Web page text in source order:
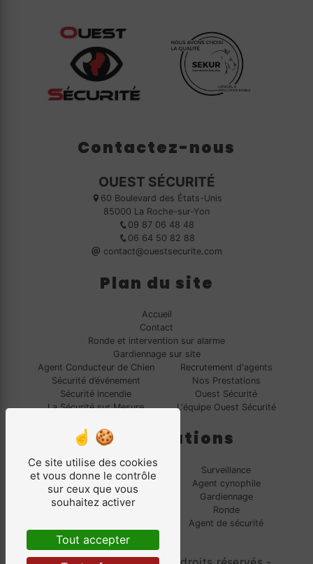
Contactez-nous
OUEST SÉCURITÉ
60 Boulevard des États-Unis
85000 La Roche-sur-Yon
09 87 06 48 48
06 64 50 82 88
contact@ouestsecurite.com
Plan du site
Accueil
Contact
Ronde et intervention sur alarme
Gardiennage sur site
Agent Conducteur de Chien
Sécurité d’événement
Sécurité incendie
La Sécurité sur Mesure
Recrutement d'agents
Nos Prestations
Ouest Sécurité
L'équipe Ouest Sécurité
Nos prestations
Sécurité incendie
Intervention sur alarme
Sécurité mobile
Sécurité événement
Surveillance
Agent cynophile
Gardiennage
Ronde
Agent de sécurité
Ce site utilise des cookies
et vous donne le contrôle
sur ceux que vous
souhaitez activer
Tout accepter